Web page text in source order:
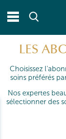
LES
Choisissez
soins préférés
Nos expertes
sélectionner des